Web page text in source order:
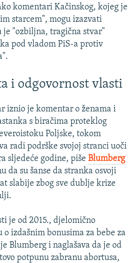
komentari Kačinskog, kojeg je
starcem", mogu izazvati
"ozbiljna, tragična stvar"
pod vladom PiS-a protiv
i odgovornost vlasti
iznio je komentar o ženama i
s biračima proteklog
Poljske, tokom
radi podrške svojoj stranci uoči
sljedeće godine, piše Blumberg
da su šanse da stranka osvoji
slabije zbog sve dublje krize
je od 2015., djelomično
izdašnim bonusima za bebe za
Blumberg i naglašava da je od
potpunu zabranu abortusa,